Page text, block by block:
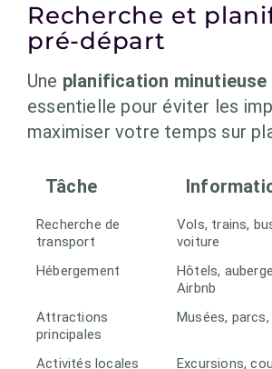
Recherche et
pré-départ
Une planification minutieuse
essentielle pour éviter les
maximiser votre temps sur
Tâche
Recherche de
transport
Vols, trains,
voiture
Hébergement
Hôtels,
Airbnb
Attractions
principales
Musées,
Activités locales Excursions,